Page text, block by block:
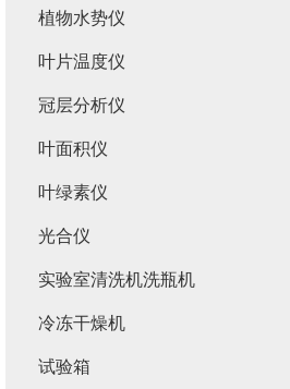
植物水势仪
叶片温度仪
冠层分析仪
叶面积仪
叶绿素仪
光合仪
实验室清洗机洗瓶机
冷冻干燥机
试验箱